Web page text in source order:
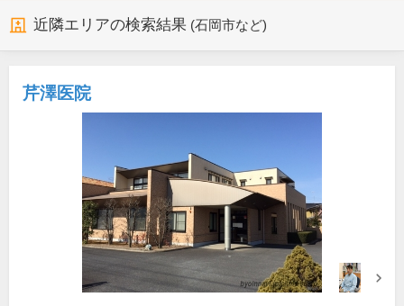
近隣エリアの検索結果 (石岡市など)
芹澤医院